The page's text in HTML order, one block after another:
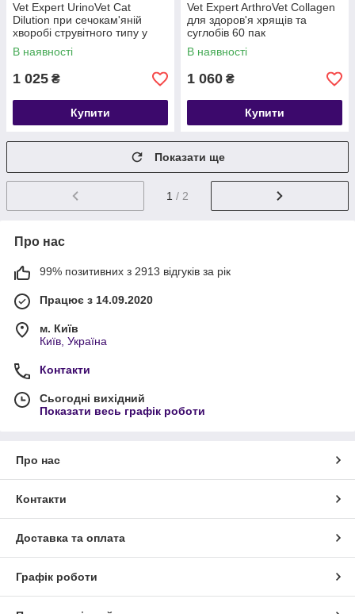
Vet Expert UrinoVet Cat
Dilution при сечокам'яній
хворобі струвітного типу у
котів 45 шт
В наявності
1 025 ₴
Купити
Vet Expert ArthroVet Collagen
для здоров'я хрящів та
суглобів 60 пак
В наявності
1 060 ₴
Купити
Показати ще
1 / 2
Про нас
99% позитивних з 2913 відгуків за рік
Працює з 14.09.2020
м. Київ
Київ, Україна
Контакти
Сьогодні вихідний
Показати весь графік роботи
Про нас
Контакти
Доставка та оплата
Графік роботи